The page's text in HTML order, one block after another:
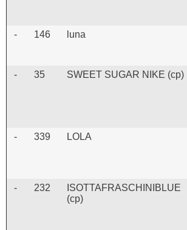
- 146 luna
- 35 SWEET SUGAR NIKE (cp)
- 339 LOLA
- 232
ISOTTAFRASCHINIBLUE
(cp)